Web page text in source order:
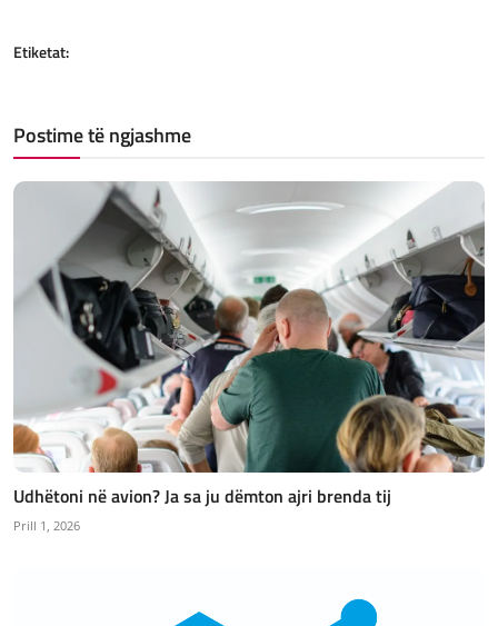
Etiketat:
Postime të ngjashme
Udhëtoni në avion? Ja sa ju dëmton ajri brenda tij
Prill 1, 2026